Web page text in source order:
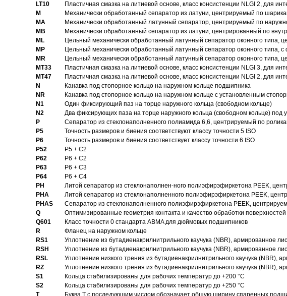
LT10
Пластичная смазка на литиевой основе, класс консистенции NLGI 2, для
M
Механически обработанный сепаратор из латуни, центрируемый по
MA
Механически обработанный латунный сепаратор, центрируемый по
MB
Механически обработанный сепаратор из латуни, центрированный по
ML
Цельный механически обработанный латунный сепаратор оконного типа,
MP
Цельный механически обработанный латунный сепаратор оконного
MR
Цельный механически обработанный латунный сепаратор оконного типа,
MT33
Пластичная смазка на литиевой основе, класс консистенции NLGI 3, для
MT47
Пластичная смазка на литиевой основе, класс консистенции NLGI 2, для
N
Канавка под стопорное кольцо на наружном кольце подшипника
NR
Канавка под стопорное кольцо на наружном кольце с установленным
N1
Один фиксирующий паз на торце наружного кольца (свободном кольце)
N2
Два фиксирующих паза на торце наружного кольца (свободном кольце) под
P
Cепаратор из стеклонаполненного полиамида 6,6, центрируемый по
P5
Точность размеров и биения соответствуют классу точности 5 ISO
P6
Точность размеров и биения соответствует классу точности 6 ISO
P52
P5 + C2
P62
P6 + C2
P63
P6 + C3
P64
P6 + C4
PH
Литой сепаратор из стеклонаполнен-ного полиэфирэфиркетона PEEK,
PHA
Литой сепаратор из стеклонаполненного полиэфирэфиркетона PEEK,
PHAS
Сепаратор из стеклонаполненного полиэфирэфиркетона PEEK,
Q
Оптимизированные геометрия контакта и качество обработки поверхностей
Q601
Класс точности 0 стандарта ABMA для дюймовых подшипников
R
Фланец на наружном кольце
RS1
Уплотнение из бутадиенакрилнитрильного каучука (NBR), армированное
RSH
Уплотнение из бутадиенакрилнитрильного каучука (NBR), армированное
RSL
Уплотнение низкого трения из бутадиенакрилнитрильного каучука
RZ
Уплотнение низкого трения из бутадиенакрилнитрильного каучука
S1
Кольца стабилизированы для рабочих температур до +200 °C
S2
Кольца стабилизированы для рабочих температур до +250 °C
T
Буква T с последующим числом обозначает общую ширину спаренных